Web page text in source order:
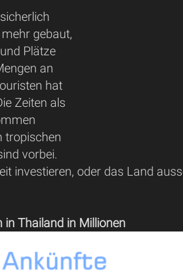
gebaut,
Plätze
an
hat
Zeiten als
tropischen
vorbei.
investieren, oder das Land
Thailand in Millionen